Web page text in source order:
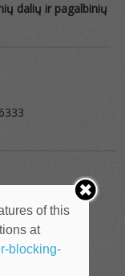
dalių ir pagalbinių
of this
at
blocking-